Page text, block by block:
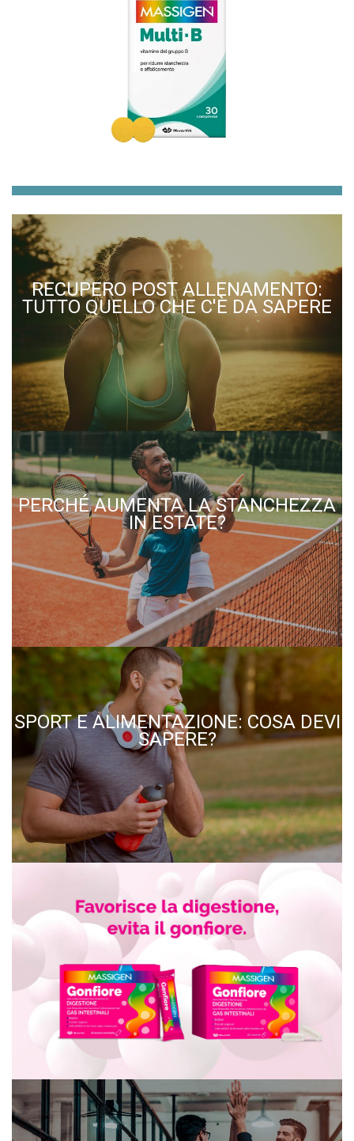
RECUPERO POST ALLENAMENTO:
TUTTO QUELLO CHE C'È DA SAPERE
PERCHÉ AUMENTA LA STANCHEZZA
IN ESTATE?
SPORT E ALIMENTAZIONE: COSA DEVI
SAPERE?